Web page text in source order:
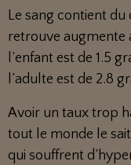
Le sang contient
retrouve augmente
l’enfant est de 1.5
l’adulte est de 2.8
Avoir un taux trop
tout le monde le
qui souffrent